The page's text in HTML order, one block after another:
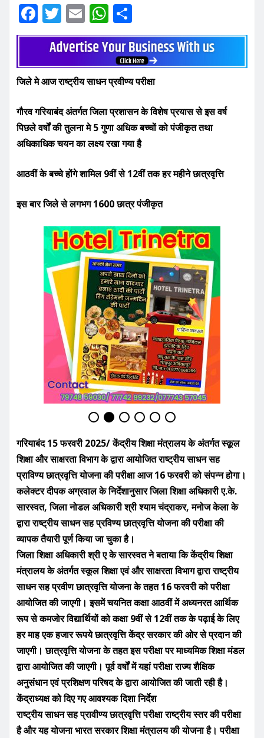
F
a
e
b
o
o
k
T
w
it
te
r
E
m
ai
l
W
h
at
s
A
p
p
h
ar
e
जिले मे आज राष्ट्रीय साधन प्रवीण्य परीक्षा
गौरव गरियाबंद अंतर्गत जिला प्रशासन के विशेष प्रयास से इस वर्ष
पिछले वर्षों की तुलना मे 5 गुणा अधिक बच्चों को पंजीकृत तथा
अधिकाधिक चयन का लक्ष्य रखा गया है
आठवीं के बच्चे होंगे शामिल 9वीं से 12वीं तक हर महीने छात्रवृत्ति
इस बार जिले से लगभग 1600 छात्र पंजीकृत
गरियाबंद 15 फरवरी 2025/ केंद्रीय शिक्षा मंत्रालय के अंतर्गत स्कूल
शिक्षा और साक्षरता विभाग के द्वारा आयोजित राष्ट्रीय साधन सह
प्राविण्य छात्रवृत्ति योजना की परीक्षा आज 16 फरवरी को संपन्न होगा।
कलेक्टर दीपक अग्रवाल के निर्देशानुसार जिला शिक्षा अधिकारी ए.के.
सारस्वत, जिला नोडल अधिकारी श्री श्याम चंद्राकर, मनोज केला के
द्वारा राष्ट्रीय साधन सह प्रविण्य छात्रवृत्ति योजना की परीक्षा की
व्यापक तैयारी पूर्ण किया जा चुका है।
जिला शिक्षा अधिकारी श्री ए के सारस्वत ने बताया कि केंद्रीय शिक्षा
मंत्रालय के अंतर्गत स्कूल शिक्षा एवं और साक्षरता विभाग द्वारा राष्ट्रीय
साधन सह प्रवीण छात्रवृत्ति योजना के तहत 16 फरवरी को परीक्षा
आयोजित की जाएगी। इसमें चयनित कक्षा आठवीं में अध्यनरत आर्थिक
रूप से कमजोर विद्यार्थियों को कक्षा 9वीं से 12वीं तक के पढ़ाई के लिए
हर माह एक हजार रूपये छात्रवृत्ति केंद्र सरकार की ओर से प्रदान की
जाएगी। छात्रवृत्ति योजना के तहत इस परीक्षा पर माध्यमिक शिक्षा मंडल
द्वारा आयोजित की जाएगी। पूर्व वर्षों में यहां परीक्षा राज्य शैक्षिक
अनुसंधान एवं प्रशिक्षण परिषद के द्वारा आयोजित की जाती रही है।
केंद्राध्यक्ष को दिए गए आवश्यक दिशा निर्देश
राष्ट्रीय साधन सह प्रावीण्य छात्रवृत्ति परीक्षा राष्ट्रीय स्तर की परीक्षा
है और यह योजना भारत सरकार शिक्षा मंत्रालय की योजना है। परीक्षा